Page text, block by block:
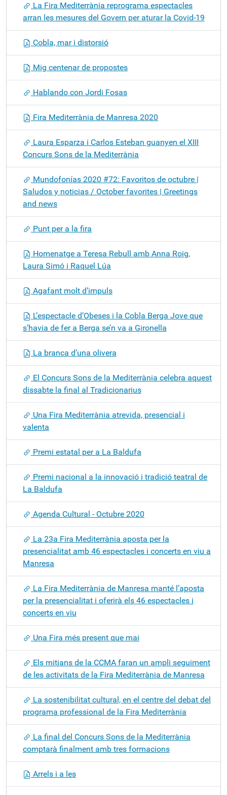
La Fira Mediterrània reprograma espectacles
arran les mesures del Govern per aturar la Covid-19
Cobla, mar i distorsió
Mig centenar de propostes
Hablando con Jordi Fosas
Fira Mediterrània de Manresa 2020
Laura Esparza i Carlos Esteban guanyen el XIII
Concurs Sons de la Mediterrània
Mundofonías 2020 #72: Favoritos de octubre |
Saludos y noticias / October favorites | Greetings
and news
Punt per a la fira
Homenatge a Teresa Rebull amb Anna Roig,
Laura Simó i Raquel Lúa
Agafant molt d’impuls
L’espectacle d’Obeses i la Cobla Berga Jove que
s’havia de fer a Berga se’n va a Gironella
La branca d’una olivera
El Concurs Sons de la Mediterrània celebra aquest
dissabte la final al Tradicionarius
Una Fira Mediterrània atrevida, presencial i
valenta
Premi estatal per a La Baldufa
Premi nacional a la innovació i tradició teatral de
La Baldufa
Agenda Cultural - Octubre 2020
La 23a Fira Mediterrània aposta per la
presencialitat amb 46 espectacles i concerts en viu a
Manresa
La Fira Mediterrània de Manresa manté l’aposta
per la presencialitat i oferirà els 46 espectacles i
concerts en viu
Una Fira més present que mai
Els mitjans de la CCMA faran un ampli seguiment
de les activitats de la Fira Mediterrània de Manresa
La sostenibilitat cultural, en el centre del debat del
programa professional de la Fira Mediterrània
La final del Concurs Sons de la Mediterrània
comptarà finalment amb tres formacions
Arrels i a les